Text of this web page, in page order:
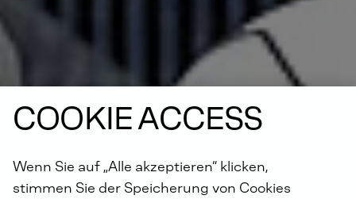
COOKIE ACCESS
Wenn Sie auf „Alle akzeptieren“ klicken,
stimmen Sie der Speicherung von Cookies